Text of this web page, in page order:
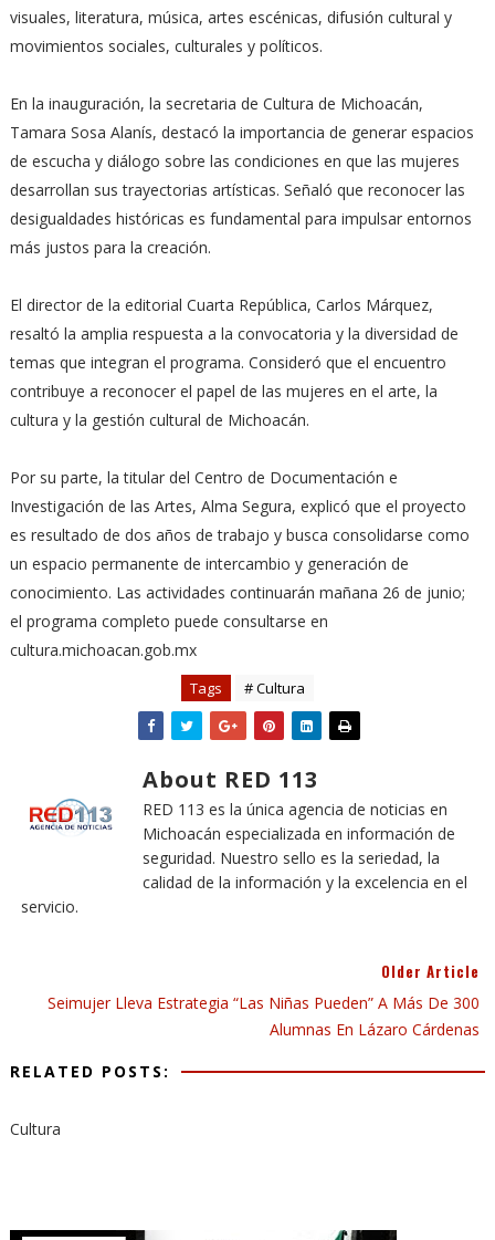
visuales, literatura, música, artes escénicas, difusión cultural y
movimientos sociales, culturales y políticos.
En la inauguración, la secretaria de Cultura de Michoacán,
Tamara Sosa Alanís, destacó la importancia de generar espacios
de escucha y diálogo sobre las condiciones en que las mujeres
desarrollan sus trayectorias artísticas. Señaló que reconocer las
desigualdades históricas es fundamental para impulsar entornos
más justos para la creación.
El director de la editorial Cuarta República, Carlos Márquez,
resaltó la amplia respuesta a la convocatoria y la diversidad de
temas que integran el programa. Consideró que el encuentro
contribuye a reconocer el papel de las mujeres en el arte, la
cultura y la gestión cultural de Michoacán.
Por su parte, la titular del Centro de Documentación e
Investigación de las Artes, Alma Segura, explicó que el proyecto
es resultado de dos años de trabajo y busca consolidarse como
un espacio permanente de intercambio y generación de
conocimiento. Las actividades continuarán mañana 26 de junio;
el programa completo puede consultarse en
cultura.michoacan.gob.mx
Tags # Cultura
About RED 113
RED 113 es la única agencia de noticias en
Michoacán especializada en información de
seguridad. Nuestro sello es la seriedad, la
calidad de la información y la excelencia en el
servicio.
Older Article
Seimujer Lleva Estrategia “Las Niñas Pueden” A Más De 300
Alumnas En Lázaro Cárdenas
RELATED POSTS:
Cultura